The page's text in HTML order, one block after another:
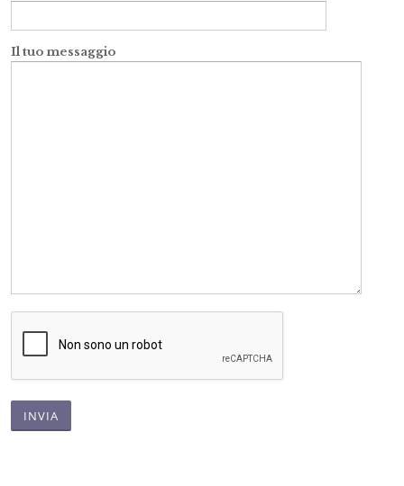
Il tuo messaggio